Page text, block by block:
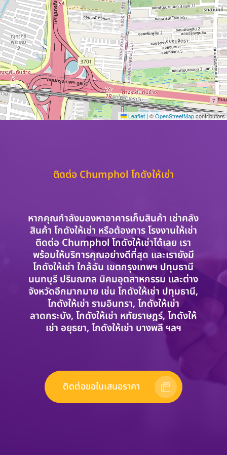
Leaflet | ©OpenStreetMapcontributors
ติดต่อ Chumphol โกดังให้เช่า
หากคุณกำลังมองหาอาคารเก็บสินค้า เช่าคลัง
สินค้า โกดังให้เช่า หรือต้องการ โรงงานให้เช่า
ติดต่อ Chumphol โกดังให้เช่าได้เลย เรา
พร้อมให้บริการคุณอย่างดีที่สุด และเรายังมี
โกดังให้เช่า ใกล้ฉัน เขตกรุงเทพฯ ปทุมธานี
นนทบุรี ปริมณฑล นิคมอุตสาหกรรม และต่าง
จังหวัดอีกมากมาย เช่น โกดังให้เช่า ปทุมธานี,
โกดังให้เช่า รามอินทรา, โกดังให้เช่า
ลาดกระบัง, โกดังให้เช่า หทัยราษฎร์, โกดังให้
เช่า อยุธยา, โกดังให้เช่า บางพลี ฯลฯ
ติดต่อขอใบเสนอราคา